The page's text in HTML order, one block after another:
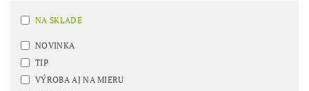
NA SKLADE
NOVINKA
TIP
VÝROBA AJ NA MIERU